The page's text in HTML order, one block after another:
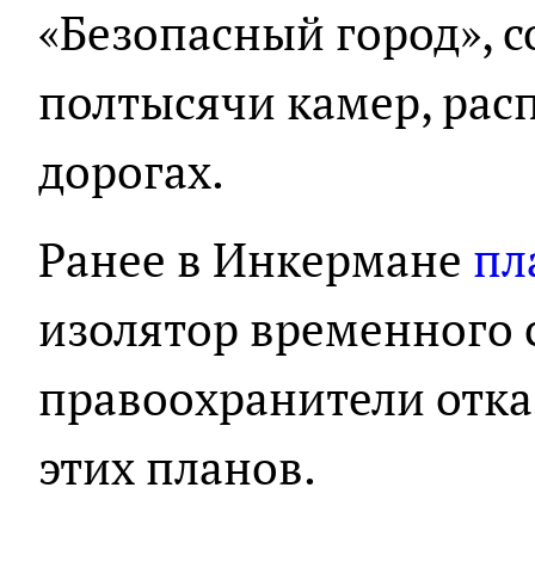
«Безопасный город»,
полтысячи камер,
дорогах.
Ранее в Инкермане
изолятор
правоохранители
этих планов.